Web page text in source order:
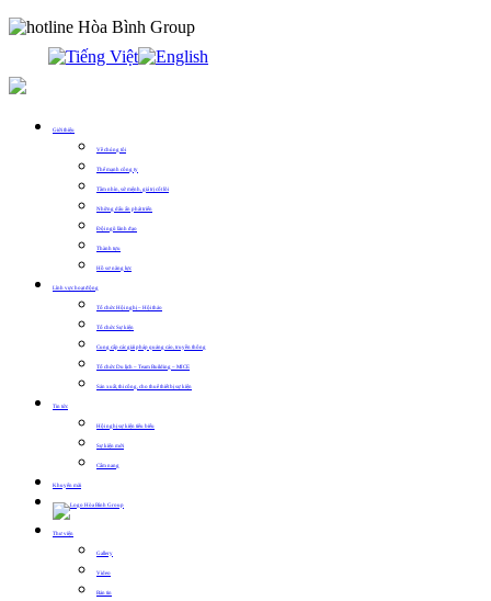
Giới thiệu
Về chúng tôi
Thế mạnh công ty
Tầm nhìn, sứ mệnh, giá trị cốt lõi
Những dấu ấn phát triển
Đội ngũ lãnh đạo
Thành tựu
Hồ sơ năng lực
Lĩnh vực hoạt động
Tổ chức Hội nghị – Hội thảo
Tổ chức Sự kiện
Cung cấp các giải pháp quảng cáo, truyền thông
Tổ chức Du lịch – Team Building – MICE
Sản xuất, thi công, cho thuê thiết bị sự kiện
Tin tức
Hội nghị sự kiện tiêu biểu
Sự kiện mới
Cẩm nang
Khuyến mãi
Thư viện
Gallery
Video
Bản tin